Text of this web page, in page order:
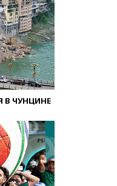
ЧУНЦИНЕ